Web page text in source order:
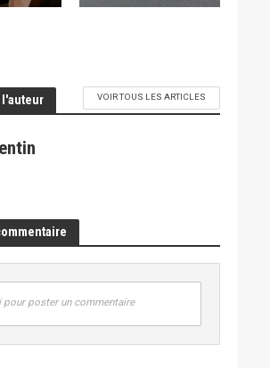
l'auteur VOIR TOUS LES ARTICLES
pour poster un commentaire